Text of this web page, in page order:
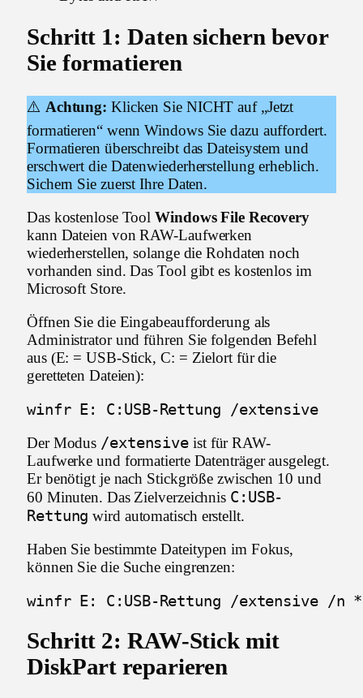
Schritt 1: Daten sichern bevor
Sie formatieren
⚠️ Achtung: Klicken Sie NICHT auf „Jetzt
formatieren“ wenn Windows Sie dazu auffordert.
Formatieren überschreibt das Dateisystem und
erschwert die Datenwiederherstellung erheblich.
Sichern Sie zuerst Ihre Daten.
Das kostenlose ToolWindows File Recovery
kann Dateien von RAW-Laufwerken
wiederherstellen, solange die Rohdaten noch
vorhanden sind. Das Tool gibt es kostenlos im
Microsoft Store.
Öffnen Sie die Eingabeaufforderung als
Administrator und führen Sie folgenden Befehl
aus (E: = USB-Stick, C: = Zielort für die
geretteten Dateien):
winfr E: C:USB-Rettung /extensive
Der Modus /extensive ist für RAW-
Laufwerke und formatierte Datenträger ausgelegt.
Er benötigt je nach Stickgröße zwischen 10 und
60 Minuten. Das Zielverzeichnis C:USB-
Rettung wird automatisch erstellt.
Haben Sie bestimmte Dateitypen im Fokus,
können Sie die Suche eingrenzen:
winfr E: C:USB-Rettung /extensive /
Schritt 2: RAW-Stick mit
DiskPart reparieren